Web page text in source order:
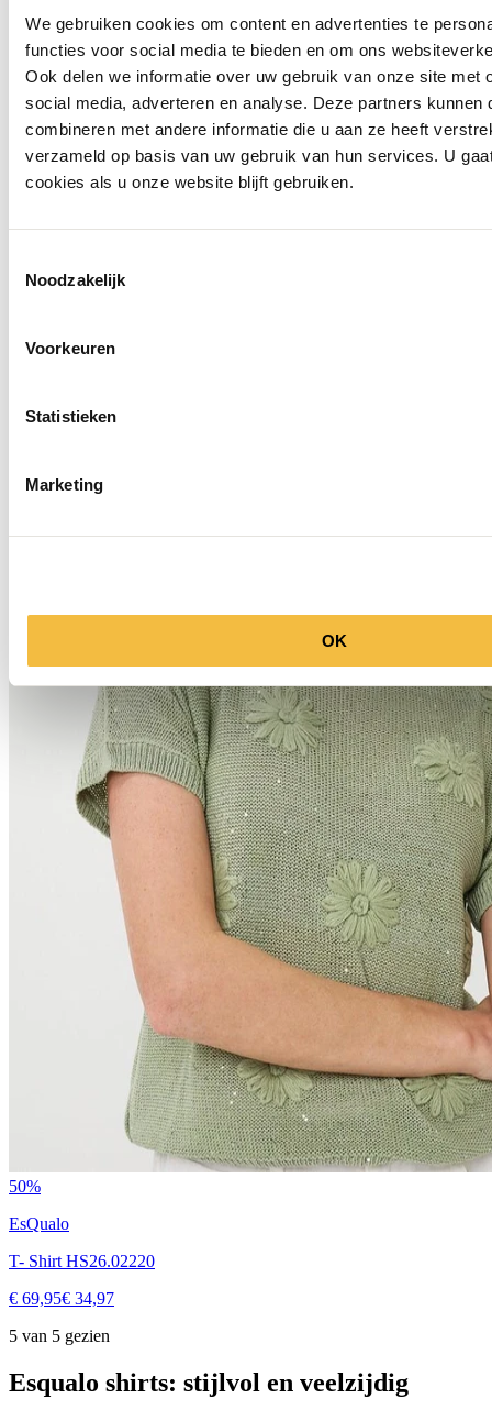
We gebruiken cookies om content en advertenties te
functies voor social media te bieden en om ons
Ook delen we informatie over uw gebruik van onze site met
social media, adverteren en analyse. Deze partners kunnen
combineren met andere informatie die u aan ze heeft
verzameld op basis van uw gebruik van hun services. U
cookies als u onze website blijft gebruiken.
Noodzakelijk
Voorkeuren
Statistieken
Marketing
OK
Nieuw
EsQualo
Top F26.30514
50%
EsQualo
T- Shirt HS26.02220
€ 69,95€ 34,97
5 van 5 gezien
Esqualo shirts: stijlvol en veelzijdig